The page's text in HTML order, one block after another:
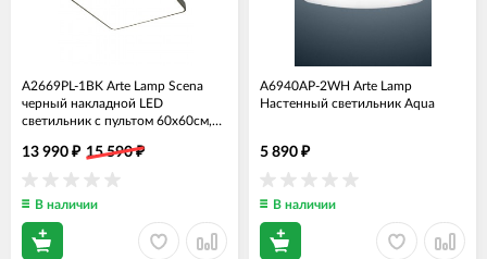
A2669PL-1BK Arte Lamp Scena
черный накладной LED
светильник с пультом 60х60см,
13 990 ₽ 15 590₽
В наличии
A6940AP-2WH Arte Lamp
Настенный светильник Aqua
5 890 ₽
В наличии